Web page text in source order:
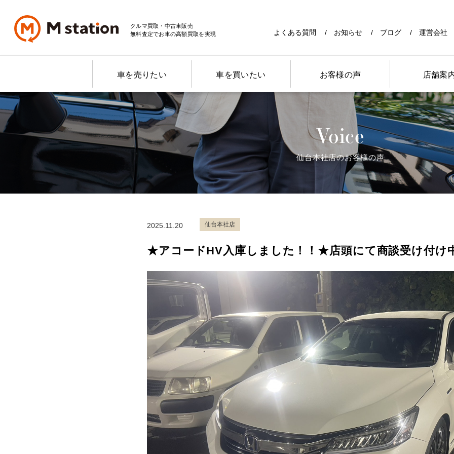
クルマ買取・中古車販売
無料査定でお車の高額買取を実現
よくある質問 お知らせ ブログ 運営会社
車を売りたい 車を買いたい お客様の声 店舗案
Voice
仙台本社店のお客様の声
2025.11.20 仙台本社店
★アコードHV入庫しました！！★店頭にて商談受け付け